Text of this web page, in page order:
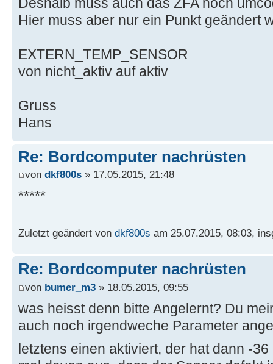
Hier muss aber nur ein Punkt geändert
EXTERN_TEMP_SENSOR
von nicht_aktiv auf aktiv
Gruss
Hans
Re: Bordcomputer nachrüsten
von dkf800s » 17.05.2015, 21:48
*****
Zuletzt geändert von dkf800s am 25.07.2015, 08:03,
Re: Bordcomputer nachrüsten
von bumer_m3 » 18.05.2015, 09:55
was heisst denn bitte Angelernt? Du
auch noch irgendweche Parameter
letztens einen aktiviert, der hat dann -